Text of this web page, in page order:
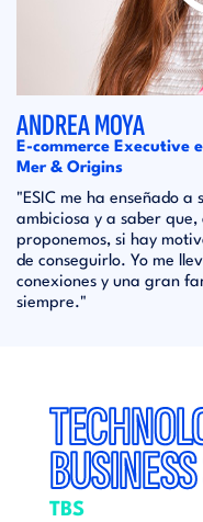
ANDREA MOYA
E-commerce Executive
Mer & Origins
"ESIC me ha enseñado
ambiciosa y a saber
proponemos, si hay
de conseguirlo. Yo me
conexiones y una gran
siempre."
BUSINESS
TBS